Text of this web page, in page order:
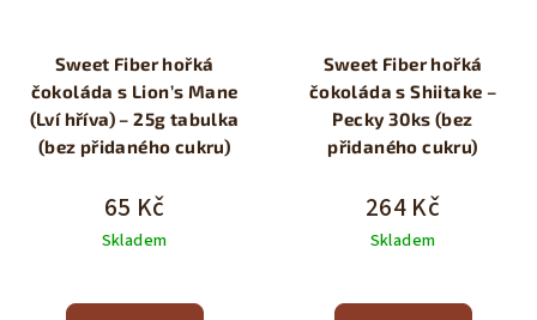
Sweet Fiber hořká
čokoláda s Lion’s Mane
(Lví hříva) – 25g tabulka
(bez přidaného cukru)
65 Kč
Skladem
Sweet Fiber hořká
čokoláda s Shiitake –
Pecky 30ks (bez
přidaného cukru)
264 Kč
Skladem